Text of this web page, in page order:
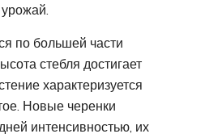
по большей части
стебля достигает
характеризуется
Новые черенки
интенсивностью, их